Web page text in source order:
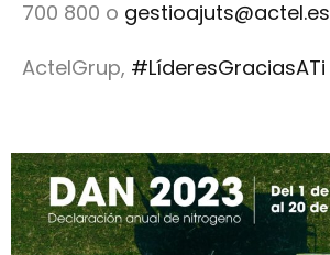
700 800 o gestioajuts@actel.es
ActelGrup, #LíderesGraciasATi